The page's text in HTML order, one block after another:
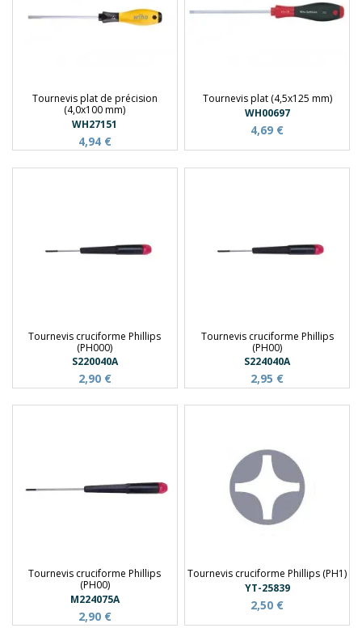
Tournevis plat de précision
(4,0x100 mm)
WH27151
4,94 €
Tournevis plat (4,5x125 mm)
WH00697
4,69 €
Tournevis cruciforme Phillips
(PH000)
S220040A
2,90 €
Tournevis cruciforme Phillips
(PH00)
S224040A
2,95 €
Tournevis cruciforme Phillips
(PH00)
M224075A
2,90 €
Tournevis cruciforme Phillips (PH1)
YT-25839
2,50 €